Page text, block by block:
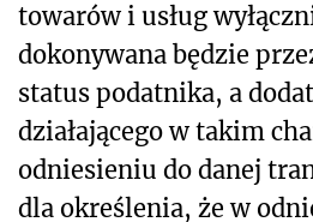
towarów i usług
dokonywana będzie
status podatnika, a
działającego w takim
odniesieniu do danej
dla określenia, że w